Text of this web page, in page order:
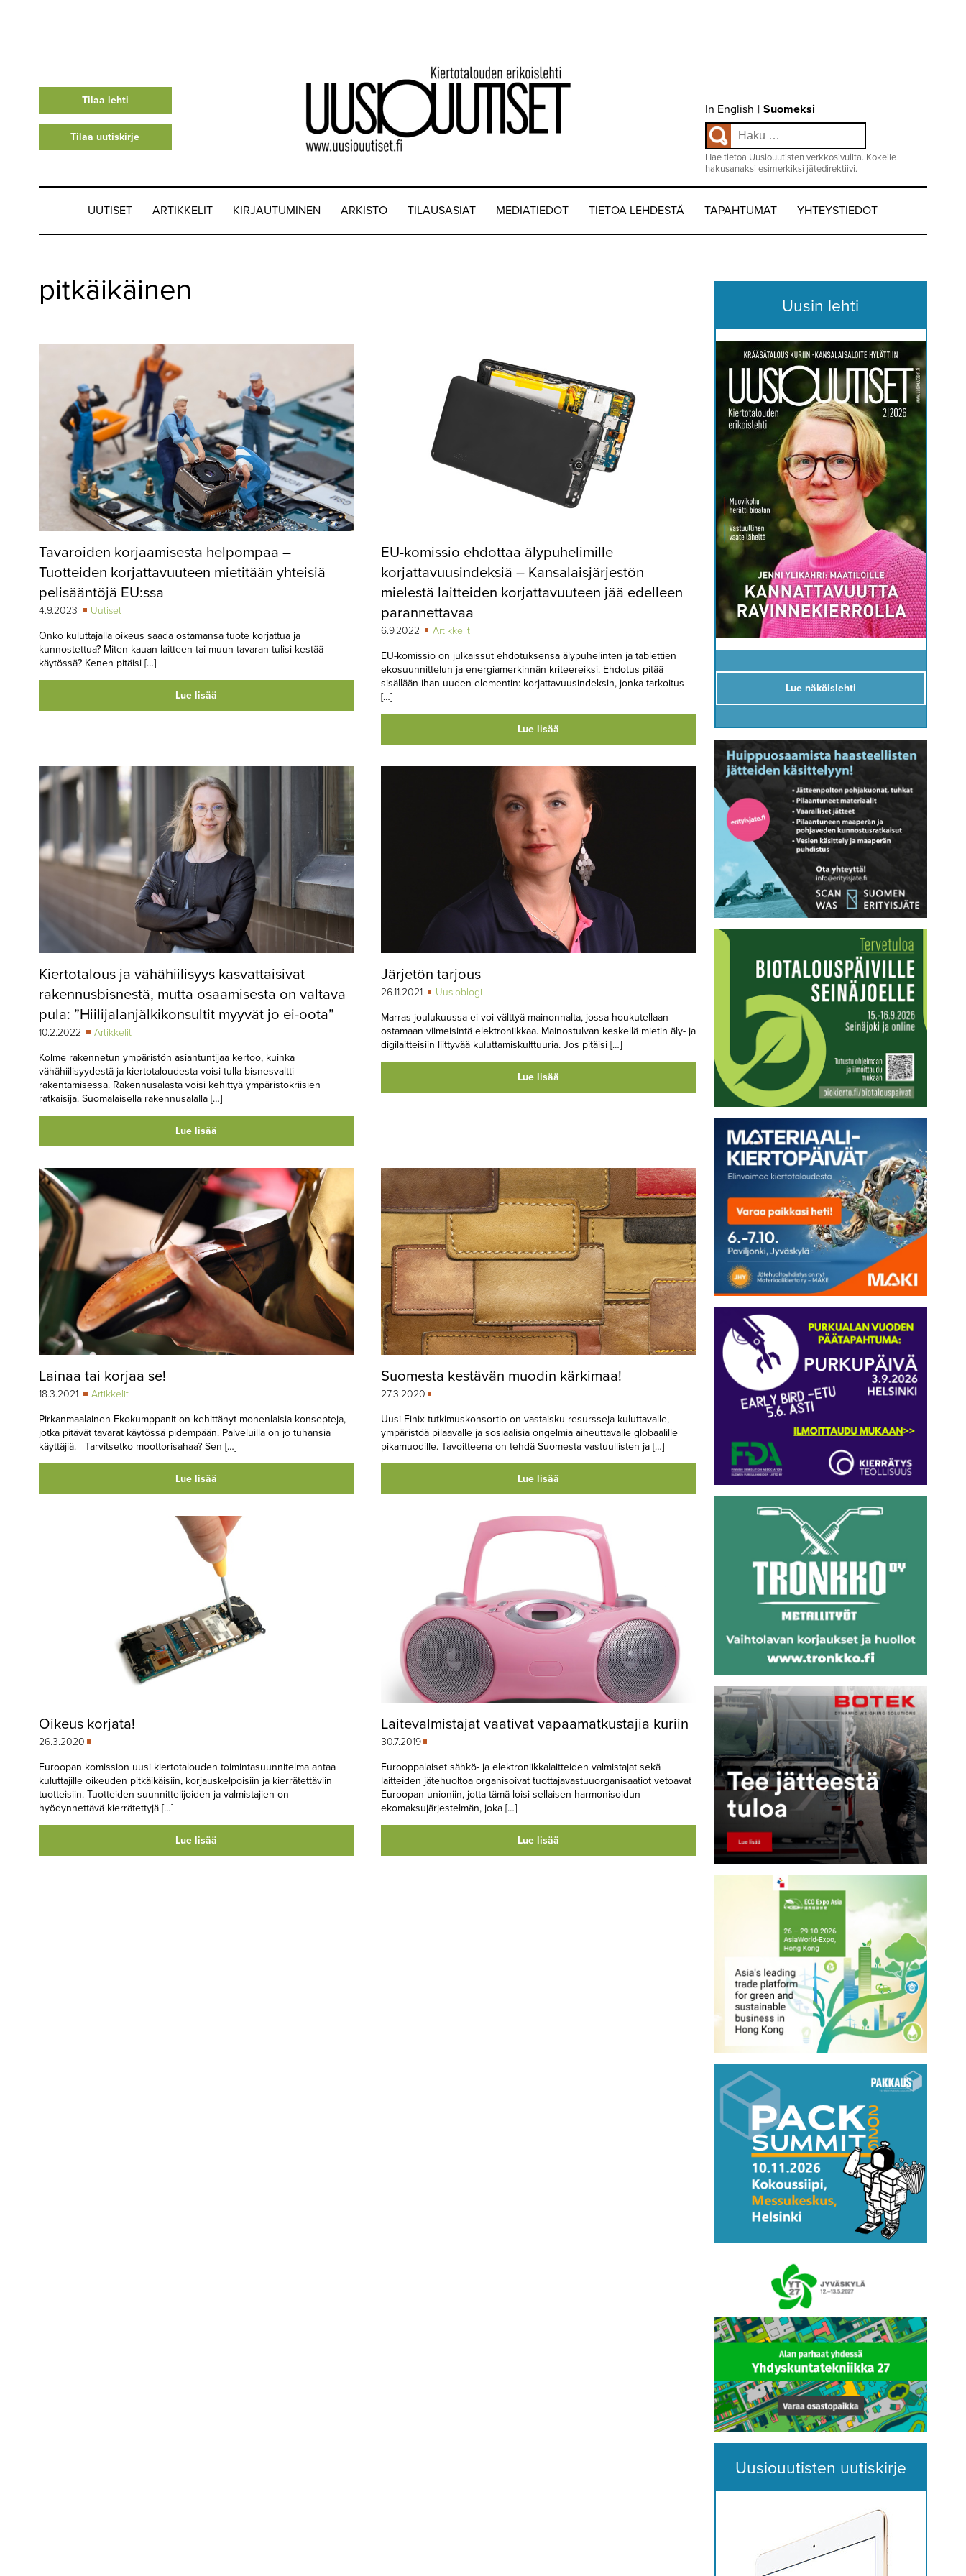
Tilaa lehti
Tilaa uutiskirje
Choose
language
Valitse
kieli:
In English | Suomeksi
Haku:
Hae tietoa Uusiouutisten verkkosivuilta. Kokeile
hakusanaksi esimerkiksi jätedirektiivi.
UUTISET ARTIKKELIT KIRJAUTUMINEN ARKISTO TILAUSASIAT MEDIATIEDOT TIETOA LEHDESTÄ TAPAHTUMAT YHTEYSTIEDOT
ARTIKKELIT
TILAUSASIAT
MEDIATIEDOT
TIETOA
LEHDESTÄ
TAPAHTUMAT
YHTEYSTIEDOT
pitkäikäinen
Tavaroiden korjaamisesta helpompaa –
Tuotteiden korjattavuuteen mietitään yhteisiä
pelisääntöjä EU:ssa
4.9.2023 Uutiset
Onko kuluttajalla oikeus saada ostamansa tuote korjattua ja
kunnostettua? Miten kauan laitteen tai muun tavaran tulisi kestää
käytössä? Kenen pitäisi […]
Lue lisää
EU-komissio ehdottaa älypuhelimille
korjattavuusindeksiä – Kansalaisjärjestön
mielestä laitteiden korjattavuuteen jää edelleen
parannettavaa
6.9.2022 Artikkelit
EU-komissio on julkaissut ehdotuksensa älypuhelinten ja tablettien
ekosuunnittelun ja energiamerkinnän kriteereiksi. Ehdotus pitää
sisällään ihan uuden elementin: korjattavuusindeksin, jonka tarkoitus
[…]
Lue lisää
Kiertotalous ja vähähiilisyys kasvattaisivat
rakennusbisnestä, mutta osaamisesta on valtava
pula: ”Hiilijalanjälkikonsultit myyvät jo ei-oota”
10.2.2022 Artikkelit
Kolme rakennetun ympäristön asiantuntijaa kertoo, kuinka
vähähiilisyydestä ja kiertotaloudesta voisi tulla bisnesvaltti
rakentamisessa. Rakennusalasta voisi kehittyä ympäristökriisien
ratkaisija. Suomalaisella rakennusalalla […]
Lue lisää
Järjetön tarjous
26.11.2021 Uusioblogi
Marras-joulukuussa ei voi välttyä mainonnalta, jossa houkutellaan
ostamaan viimeisintä elektroniikkaa. Mainostulvan keskellä mietin äly- ja
digilaitteisiin liittyvää kuluttamiskulttuuria. Jos pitäisi […]
Lue lisää
Lainaa tai korjaa se!
18.3.2021 Artikkelit
Pirkanmaalainen Ekokumppanit on kehittänyt monenlaisia konsepteja,
jotka pitävät tavarat käytössä pidempään. Palveluilla on jo tuhansia
käyttäjiä. Tarvitsetko moottorisahaa? Sen […]
Lue lisää
Suomesta kestävän muodin kärkimaa!
27.3.2020
Uusi Finix-tutkimuskonsortio on vastaisku resursseja kuluttavalle,
ympäristöä pilaavalle ja sosiaalisia ongelmia aiheuttavalle globaalille
pikamuodille. Tavoitteena on tehdä Suomesta vastuullisten ja […]
Lue lisää
Oikeus korjata!
26.3.2020
Euroopan komission uusi kiertotalouden toimintasuunnitelma antaa
kuluttajille oikeuden pitkäikäisiin, korjauskelpoisiin ja kierrätettäviin
tuotteisiin. Tuotteiden suunnittelijoiden ja valmistajien on
hyödynnettävä kierrätettyjä […]
Lue lisää
Laitevalmistajat vaativat vapaamatkustajia kuriin
30.7.2019
Eurooppalaiset sähkö- ja elektroniikkalaitteiden valmistajat sekä
laitteiden jätehuoltoa organisoivat tuottajavastuuorganisaatiot vetoavat
Euroopan unioniin, jotta tämä loisi sellaisen harmonisoidun
ekomaksujärjestelmän, joka […]
Lue lisää
Uusin lehti
Lue näköislehti
Uusiouutisten uutiskirje